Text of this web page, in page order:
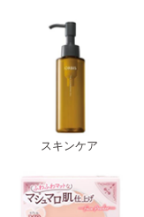
スキンケア